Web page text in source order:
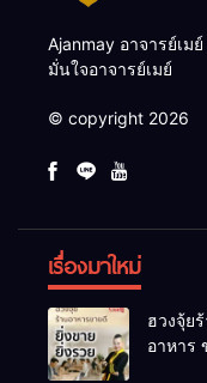
Ajanmay อาจารย์เม
มั่นใจอาจารย์เมย์
© copyright 2026
เรื่องมาใหม่
ฮวงจุ้ย
อาหาร